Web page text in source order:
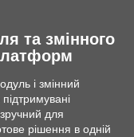
та змінного
і змінний
для
рішення в одній